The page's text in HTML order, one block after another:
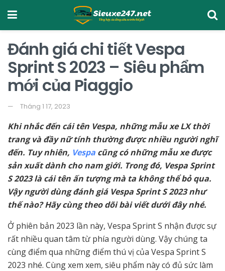
Đánh giá chi tiết Vespa
Sprint S 2023 – Siêu phẩm
mới của Piaggio
Tháng 1 17, 2023
Khi nhắc đến cái tên Vespa, những mẫu xe LX thời
trang và đầy nữ tính thường được nhiều người nghĩ
đến. Tuy nhiên, Vespa cũng có những mẫu xe được
sản xuất dành cho nam giới. Trong đó, Vespa Sprint
S 2023 là cái tên ấn tượng mà ta không thể bỏ qua.
Vậy người dùng đánh giá Vespa Sprint S 2023 như
thế nào? Hãy cùng theo dõi bài viết dưới đây nhé.
Ở phiên bản 2023 lần này, Vespa Sprint S nhận được sự
rất nhiều quan tâm từ phía người dùng. Vậy chúng ta
cùng điểm qua những điểm thú vị của Vespa Sprint S
2023 nhé. Cùng xem xem, siêu phẩm này có đủ sức làm